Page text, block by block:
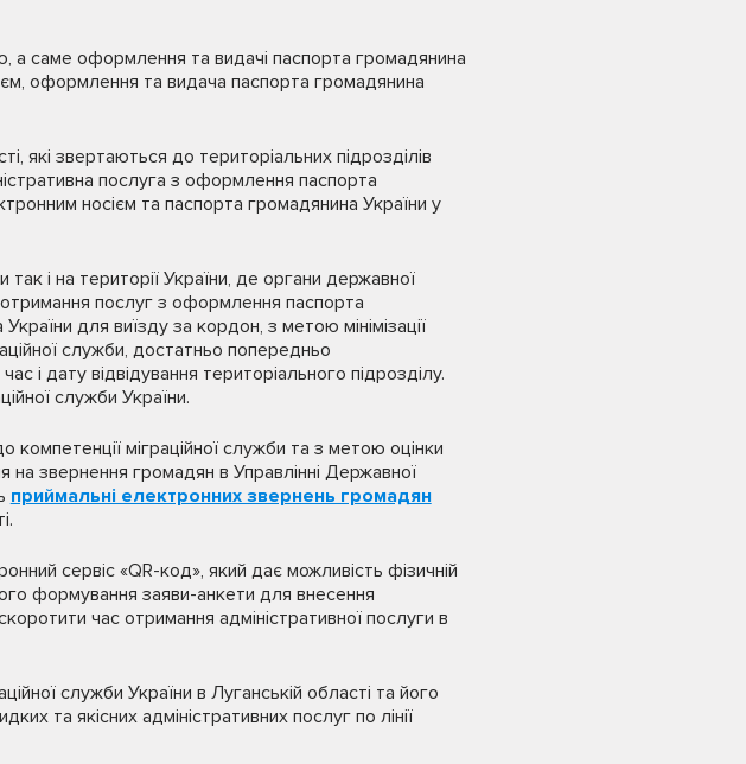
а саме оформлення та видачі паспорта громадянина
оформлення та видача паспорта громадянина
які звертаються до територіальних підрозділів
послуга з оформлення паспорта
носієм та паспорта громадянина України у
і на території України, де органи державної
послуг з оформлення паспорта
для виїзду за кордон, з метою мінімізації
служби, достатньо попередньо
і дату відвідування територіального підрозділу.
служби України.
міграційної служби та з метою оцінки
на звернення громадян в Управлінні Державної
приймальні електронних звернень громадян
сервіс «QR-код», який дає можливість фізичній
формування заяви-анкети для внесення
час отримання адміністративної послуги в
служби України в Луганській області та його
та якісних адміністративних послуг по лінії